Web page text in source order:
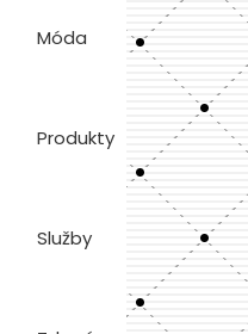
Móda
Produkty
Služby